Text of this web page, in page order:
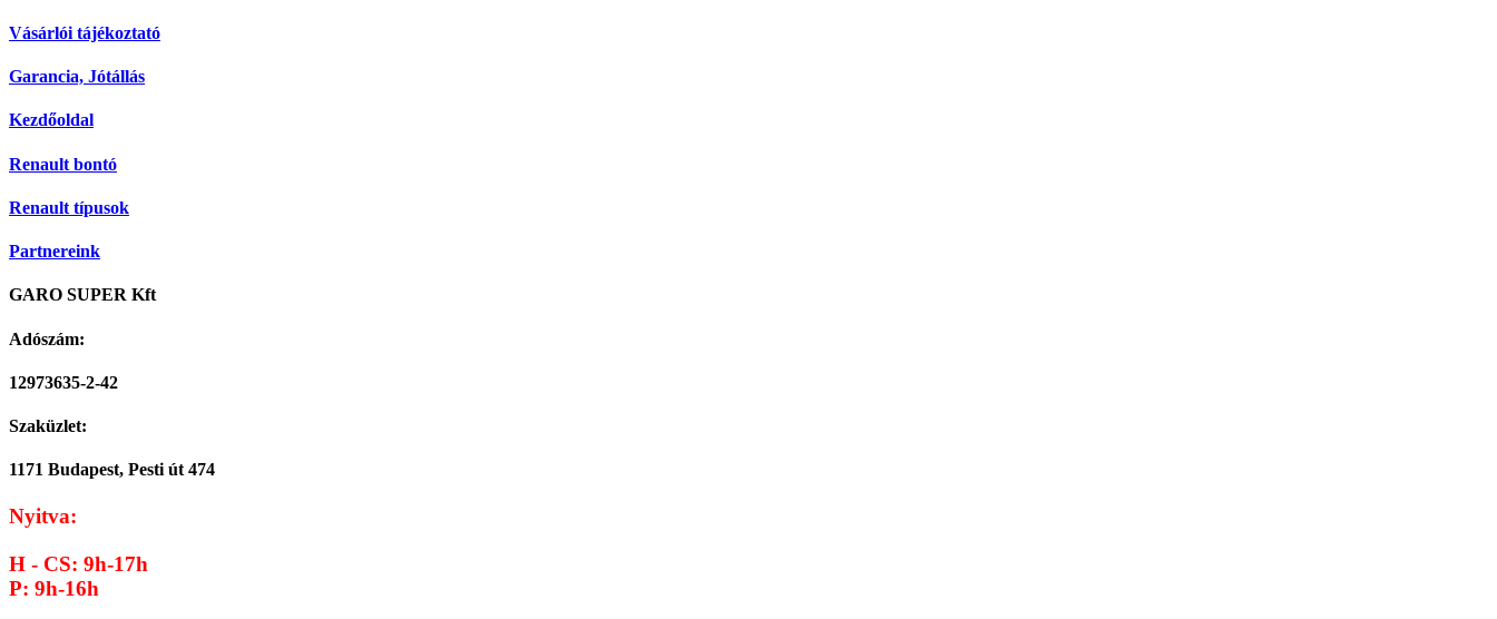
Vásárlói tájékoztató
Garancia, Jótállás
Kezdőoldal
Renault bontó
Renault típusok
Partnereink
GARO SUPER Kft
Adószám:
12973635-2-42
Szaküzlet:
1171 Budapest, Pesti út 474
Nyitva:
H - CS: 9h-17h
P: 9h-16h